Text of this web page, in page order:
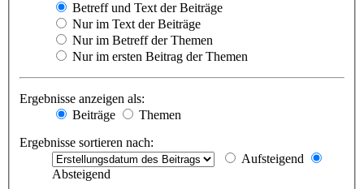
Betreff und Text der Beiträge
Nur im Text der Beiträge
Nur im Betreff der Themen
Nur im ersten Beitrag der Themen
Ergebnisse anzeigen als:
Beiträge
Themen
Ergebnisse sortieren nach:
Aufsteigend
Absteigend